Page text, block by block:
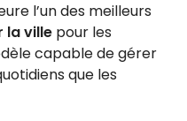
l’un des meilleurs
la villepour les
capable de gérer
que les